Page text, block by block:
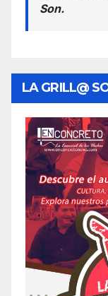
Son.
LA GRILL@